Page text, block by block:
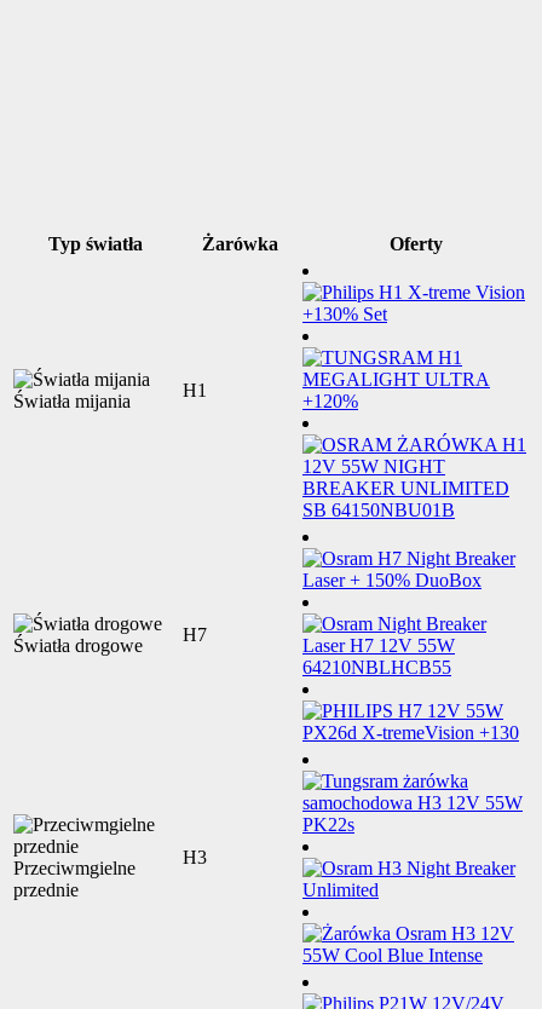
Typ światła Żarówka Oferty
Światła mijania
H1
Światła drogowe
H7
Przeciwmgielne
przednie
H3